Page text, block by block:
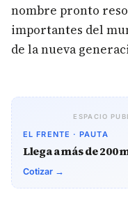
nombre pronto
importantes del
de la nueva
ESPACIO
EL FRENTE · PAUTA
Llega a más de 200
Cotizar →